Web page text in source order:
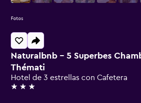
Naturalbnb - 5 Superbes
Thémati
Hotel de 3 estrellas con Cafetera
3 estrellas
Fotos